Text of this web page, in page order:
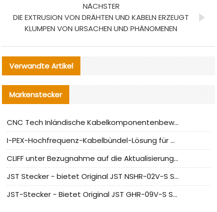
NÄCHSTER
DIE EXTRUSION VON DRÄHTEN UND KABELN ERZEUGT
KLUMPEN VON URSACHEN UND PHÄNOMENEN
Verwandte Artikel
Markenstecker
CNC Tech Inländische Kabelkomponentenbewertung und Massenproduktionsanpassungsanleitung
I-PEX-Hochfrequenz-Kabelbündel-Lösung für die heimische Produktion analysiert
CLIFF unter Bezugnahme auf die Aktualisierung der chinesischen Stecker-Testnormen
JST Stecker - bietet Original JST NSHR-02V-S Stecker und Ersatzteile an
JST-Stecker - Bietet Original JST GHR-09V-S Stecker und Ersatzteile an